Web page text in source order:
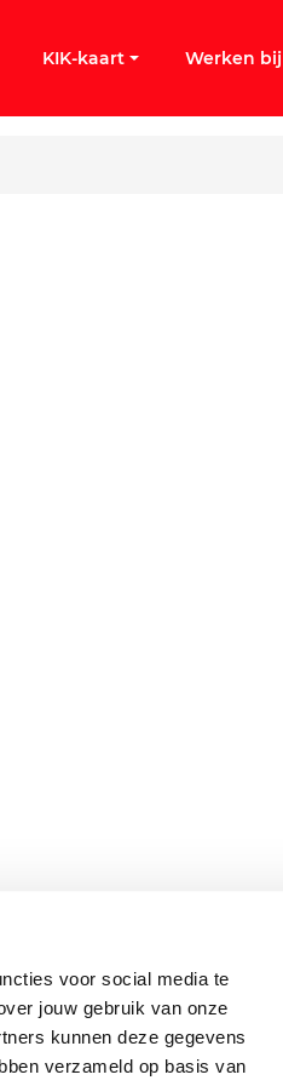
voor social media te
jouw gebruik van onze
kunnen deze gegevens
verzameld op basis van
KIK-kaart Werken bij